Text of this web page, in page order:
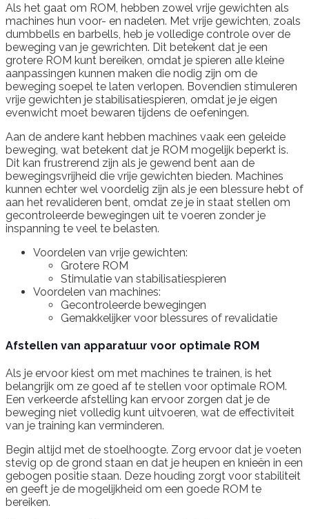
Als het gaat om ROM, hebben zowel vrije gewichten als
machines hun voor- en nadelen. Met vrije gewichten, zoals
dumbbells en barbells, heb je volledige controle over de
beweging van je gewrichten. Dit betekent dat je een
grotere ROM kunt bereiken, omdat je spieren alle kleine
aanpassingen kunnen maken die nodig zijn om de
beweging soepel te laten verlopen. Bovendien stimuleren
vrije gewichten je stabilisatiespieren, omdat je je eigen
evenwicht moet bewaren tijdens de oefeningen.
Aan de andere kant hebben machines vaak een geleide
beweging, wat betekent dat je ROM mogelijk beperkt is.
Dit kan frustrerend zijn als je gewend bent aan de
bewegingsvrijheid die vrije gewichten bieden. Machines
kunnen echter wel voordelig zijn als je een blessure hebt of
aan het revalideren bent, omdat ze je in staat stellen om
gecontroleerde bewegingen uit te voeren zonder je
inspanning te veel te belasten.
Voordelen van vrije gewichten:
Grotere ROM
Stimulatie van stabilisatiespieren
Voordelen van machines:
Gecontroleerde bewegingen
Gemakkelijker voor blessures of revalidatie
Afstellen van apparatuur voor optimale ROM
Als je ervoor kiest om met machines te trainen, is het
belangrijk om ze goed af te stellen voor optimale ROM.
Een verkeerde afstelling kan ervoor zorgen dat je de
beweging niet volledig kunt uitvoeren, wat de effectiviteit
van je training kan verminderen.
Begin altijd met de stoelhoogte. Zorg ervoor dat je voeten
stevig op de grond staan en dat je heupen en knieën in een
gebogen positie staan. Deze houding zorgt voor stabiliteit
en geeft je de mogelijkheid om een goede ROM te
bereiken.